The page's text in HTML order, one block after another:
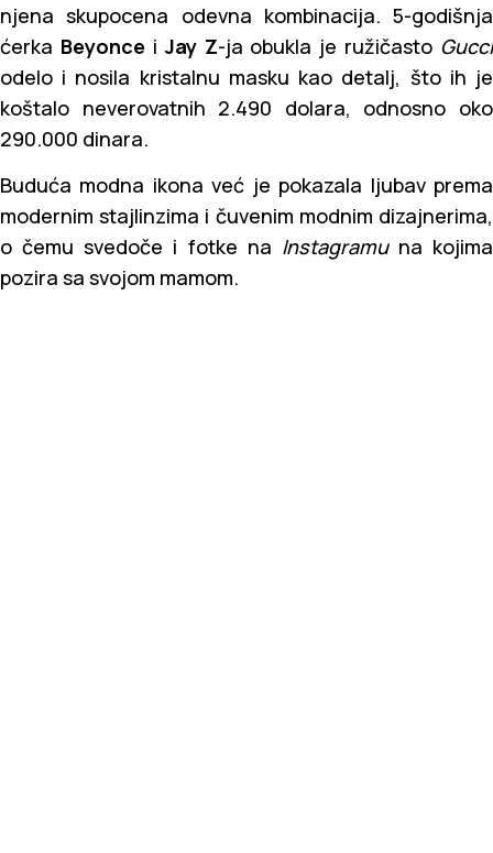
njena skupocena odevna kombinacija. 5-godišnja
ćerka Beyonce iJay Z-ja obukla je ružičasto Gucci
odelo i nosila kristalnu masku kao detalj, što ih je
koštalo neverovatnih 2.490 dolara, odnosno oko
290.000 dinara.
Buduća modna ikona već je pokazala ljubav prema
modernim stajlinzima i čuvenim modnim dizajnerima,
o čemu svedoče i fotke na Instagramuna kojima
pozira sa svojom mamom.